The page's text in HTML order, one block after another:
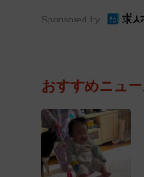
Sponsored by
おすすめニュー